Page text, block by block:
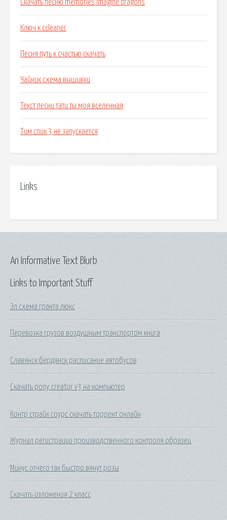
Скачать песню memories imagine dragons
Ключ к ccleaner
Песня путь к счастью скачать
Чайник схема вышивки
Текст песни тати ты моя вселенная
Тим спик 3 не запускается
Links
Links to Important Stuff
Эл схема гранта люкс
Перевозка грузов воздушным транспортом книга
Славянск бердянск расписание автобусов
Скачать pony creator v3 на компьютер
Контр страйк соурс скачать торрент онлайн
Журнал регистрации производственного контроля образец
Минус отчего так быстро вянут розы
Скачать изложения 2 класс
An Informative Text Blurb